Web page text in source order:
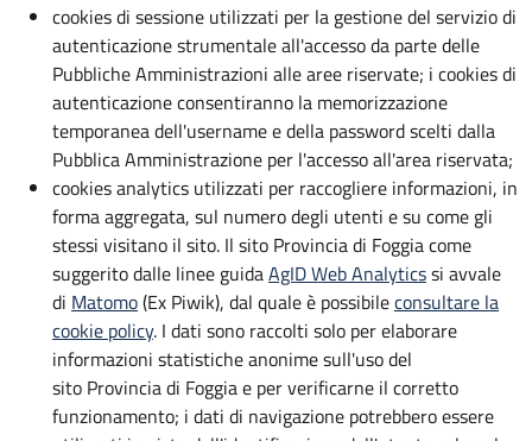
cookies di sessione utilizzati per la gestione del servizio di
autenticazione strumentale all'accesso da parte delle
Pubbliche Amministrazioni alle aree riservate; i cookies di
autenticazione consentiranno la memorizzazione
temporanea dell'username e della password scelti dalla
Pubblica Amministrazione per l'accesso all'area riservata;
cookies analytics utilizzati per raccogliere informazioni, in
forma aggregata, sul numero degli utenti e su come gli
stessi visitano il sito. Il sito Provincia di Foggia come
suggerito dalle linee guidaAgID Web Analyticssi avvale
di Matomo(Ex Piwik), dal quale è possibileconsultare la
cookie policy. I dati sono raccolti solo per elaborare
informazioni statistiche anonime sull'uso del
sito Provincia di Foggia e per verificarne il corretto
funzionamento; i dati di navigazione potrebbero essere